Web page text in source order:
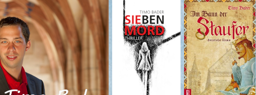
Timo Bader
Willkommen im Reich der Geschichten